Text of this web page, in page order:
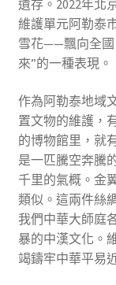
遺存。2022年北
維護單元阿勒泰
雪花——飄向全國
來”的一種表現。
作為阿勒泰地域
置文物的維護，
的博物館里，就
是一匹騰空奔騰
千里的氣概。金
類似。這兩件絲
我們中華大師庭
暴的中漢文化。
竭鑄牢中華平易